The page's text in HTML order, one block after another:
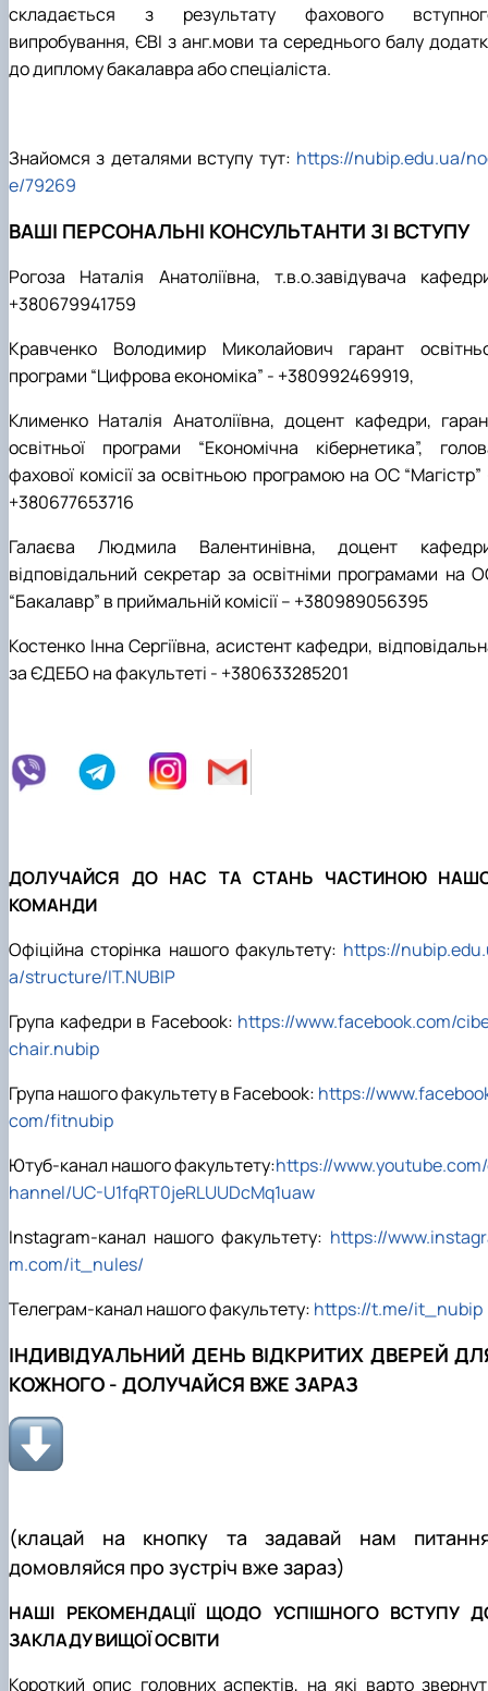
складається з результату фахового
випробування, ЄВІ з анг.мови та середнього балу
до диплому бакалавра або спеціаліста.
Знайомся з деталями вступу тут: https://nubip.edu.ua/
e/79269
ВАШІ ПЕРСОНАЛЬНІ КОНСУЛЬТАНТИ ЗІ ВСТУПУ
Рогоза Наталія Анатоліївна, т.в.о.завідувача
+380679941759
Кравченко Володимир Миколайович гарант
програми “Цифрова економіка” - +380992469919,
Клименко Наталія Анатоліївна, доцент кафедри,
освітньої програми “Економічна кібернетика”,
фахової комісії за освітньою програмою на ОС “Магістр”
+380677653716
Галаєва Людмила Валентинівна, доцент
відповідальний секретар за освітніми програмами на
“Бакалавр” в приймальній комісії – +380989056395
Костенко Інна Сергіївна, асистент кафедри,
за ЄДЕБО на факультеті - +380633285201
ДОЛУЧАЙСЯ ДО НАС ТА СТАНЬ ЧАСТИНОЮ
КОМАНДИ
Офіційна сторінка нашого факультету: https://
a/structure/IT.NUBIP
Група кафедри в Facebook: https://www.facebook.com/
chair.nubip
Група нашого факультету в Facebook: https://
com/fitnubip
Ютуб-канал нашого факультету:https://
hannel/UC-U1fqRT0jeRLUUDcMq1uaw
Instagram-канал нашого факультету: https://
m.com/it_nules/
Телеграм-канал нашого факультету: https://t.me/it_nubip
ІНДИВІДУАЛЬНИЙ ДЕНЬ ВІДКРИТИХ ДВЕРЕЙ
КОЖНОГО - ДОЛУЧАЙСЯ ВЖЕ ЗАРАЗ
(клацай на кнопку та задавай нам
домовляйся про зустріч вже зараз)
НАШІ РЕКОМЕНДАЦІЇ ЩОДО УСПІШНОГО ВСТУПУ
ЗАКЛАДУ ВИЩОЇ ОСВІТИ
Короткий опис головних аспектів, на які варто